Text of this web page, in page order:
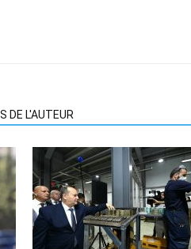
DE L'AUTEUR